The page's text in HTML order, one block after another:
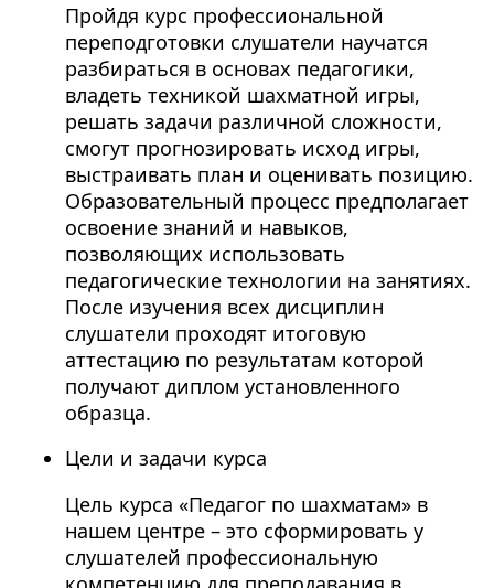
Пройдя курс профессиональной
переподготовки слушатели научатся
разбираться в основах педагогики,
владеть техникой шахматной игры,
решать задачи различной сложности,
смогут прогнозировать исход игры,
выстраивать план и оценивать позицию.
Образовательный процесс предполагает
освоение знаний и навыков,
позволяющих использовать
педагогические технологии на занятиях.
После изучения всех дисциплин
слушатели проходят итоговую
аттестацию по результатам которой
получают диплом установленного
образца.
Цели и задачи курса
Цель курса «Педагог по шахматам» в
нашем центре – это сформировать у
слушателей профессиональную